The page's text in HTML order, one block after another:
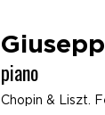
piano
Chopin & Liszt.